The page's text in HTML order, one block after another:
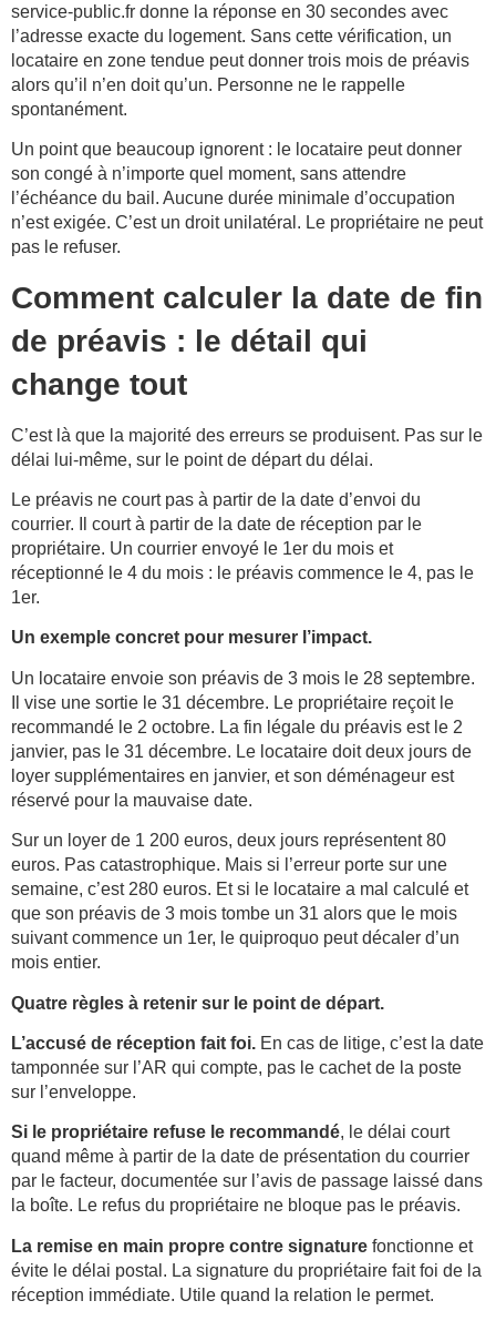
service-public.fr donne la réponse en 30 secondes avec
l’adresse exacte du logement. Sans cette vérification, un
locataire en zone tendue peut donner trois mois de préavis
alors qu’il n’en doit qu’un. Personne ne le rappelle
spontanément.
Un point que beaucoup ignorent : le locataire peut donner
son congé à n’importe quel moment, sans attendre
l’échéance du bail. Aucune durée minimale d’occupation
n’est exigée. C’est un droit unilatéral. Le propriétaire ne peut
pas le refuser.
Comment calculer la date de fin
de préavis : le détail qui
change tout
C’est là que la majorité des erreurs se produisent. Pas sur le
délai lui-même, sur le point de départ du délai.
Le préavis ne court pas à partir de la date d’envoi du
courrier. Il court à partir de la date de réception par le
propriétaire. Un courrier envoyé le 1er du mois et
réceptionné le 4 du mois : le préavis commence le 4, pas le
1er.
Un exemple concret pour mesurer l’impact.
Un locataire envoie son préavis de 3 mois le 28 septembre.
Il vise une sortie le 31 décembre. Le propriétaire reçoit le
recommandé le 2 octobre. La fin légale du préavis est le 2
janvier, pas le 31 décembre. Le locataire doit deux jours de
loyer supplémentaires en janvier, et son déménageur est
réservé pour la mauvaise date.
Sur un loyer de 1 200 euros, deux jours représentent 80
euros. Pas catastrophique. Mais si l’erreur porte sur une
semaine, c’est 280 euros. Et si le locataire a mal calculé et
que son préavis de 3 mois tombe un 31 alors que le mois
suivant commence un 1er, le quiproquo peut décaler d’un
mois entier.
Quatre règles à retenir sur le point de départ.
L’accusé de réception fait foi. En cas de litige, c’est la date
tamponnée sur l’AR qui compte, pas le cachet de la poste
sur l’enveloppe.
Si le propriétaire refuse le recommandé, le délai court
quand même à partir de la date de présentation du courrier
par le facteur, documentée sur l’avis de passage laissé dans
la boîte. Le refus du propriétaire ne bloque pas le préavis.
La remise en main propre contre signature fonctionne et
évite le délai postal. La signature du propriétaire fait foi de la
réception immédiate. Utile quand la relation le permet.